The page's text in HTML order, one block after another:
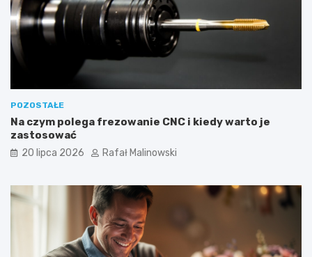
POZOSTAŁE
Na czym polega frezowanie CNC i kiedy warto je
zastosować
20 lipca 2026 Rafał Malinowski